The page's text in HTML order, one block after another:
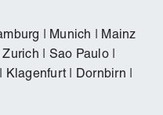
| Munich | Mainz
Zurich | Sao Paulo|
| Klagenfurt | Dornbirn |